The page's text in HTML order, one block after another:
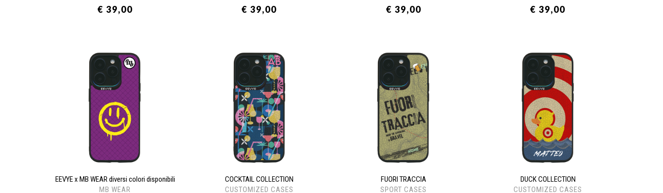
€ 39,00 € 39,00 € 39,00 € 39,00
EEVYE x MB WEAR diversi colori disponibili
MB WEAR
COCKTAIL COLLECTION
CUSTOMIZED CASES
FUORI TRACCIA
SPORT CASES
DUCK COLLECTION
CUSTOMIZED CASES